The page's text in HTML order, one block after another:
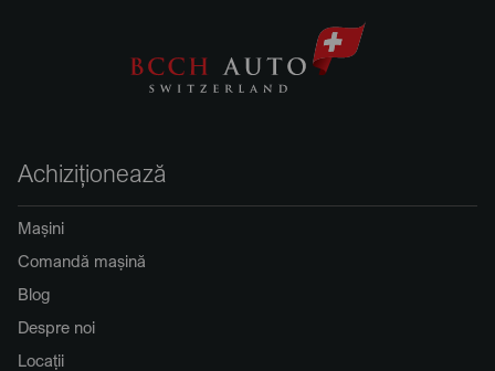
Achiziționează
Mașini
Comandă mașină
Blog
Despre noi
Locații